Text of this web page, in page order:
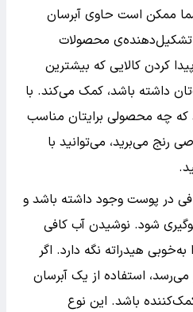
ممکن است حاوی آبرسان
تشکیل‌دهنده‌ی محصولات
کردن کالایی که بیشترین
داشته باشد، کمک می‌کند. با
چه محصولی برایتان مناسب
رنج می‌برید، می‌توانید با
در پوست وجود داشته باشد و
شود. نوشیدن آب کافی
هیدراته نگه دارد. اگر
استفاده از یک آبرسان
باشد. این نوع